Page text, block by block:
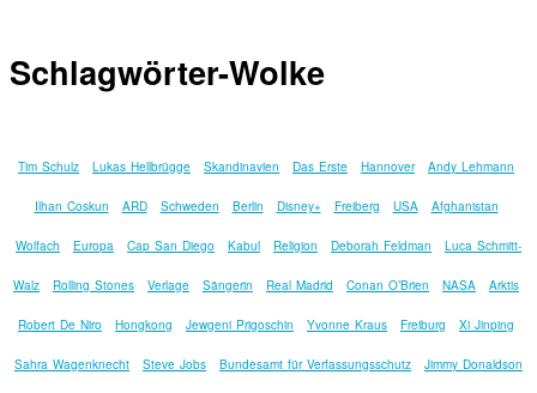
Schlagwörter-Wolke
Tim Schulz Lukas Hellbrügge Skandinavien Das Erste Hannover Andy Lehmann
Ilhan Coskun ARD Schweden Berlin Disney+ Freiberg USA Afghanistan
Wolfach Europa Cap San Diego Kabul Religion Deborah Feldman Luca Schmitt-
Walz Rolling Stones Verlage Sängerin Real Madrid Conan O’Brien NASA Arktis
Robert De Niro Hongkong Jewgeni Prigoschin Yvonne Kraus Freiburg Xi Jinping
Sahra Wagenknecht Steve Jobs Bundesamt für Verfassungsschutz Jimmy Donaldson